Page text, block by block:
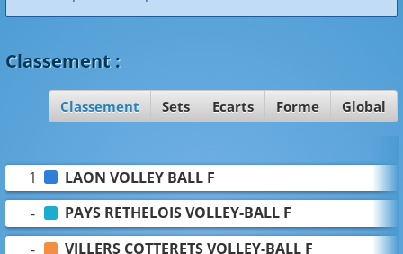
Classement :
Classement Sets Ecarts Forme Global
1
LAON VOLLEY BALL F
-
PAYS RETHELOIS VOLLEY-BALL F
-
VILLERS COTTERETS VOLLEY-BALL F